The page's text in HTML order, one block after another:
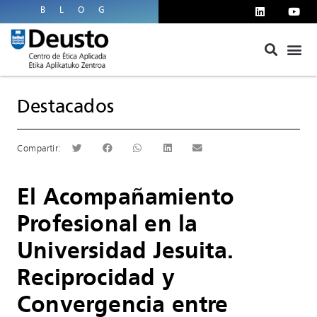
BLOG
Destacados
El Acompañamiento
Profesional en la
Universidad Jesuita.
Reciprocidad y
Convergencia entre